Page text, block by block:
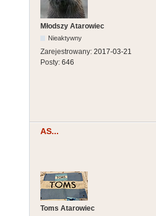
Młodszy Atarowiec
Nieaktywny
Zarejestrowany: 2017-03-21
Posty: 646
AS...
Toms Atarowiec